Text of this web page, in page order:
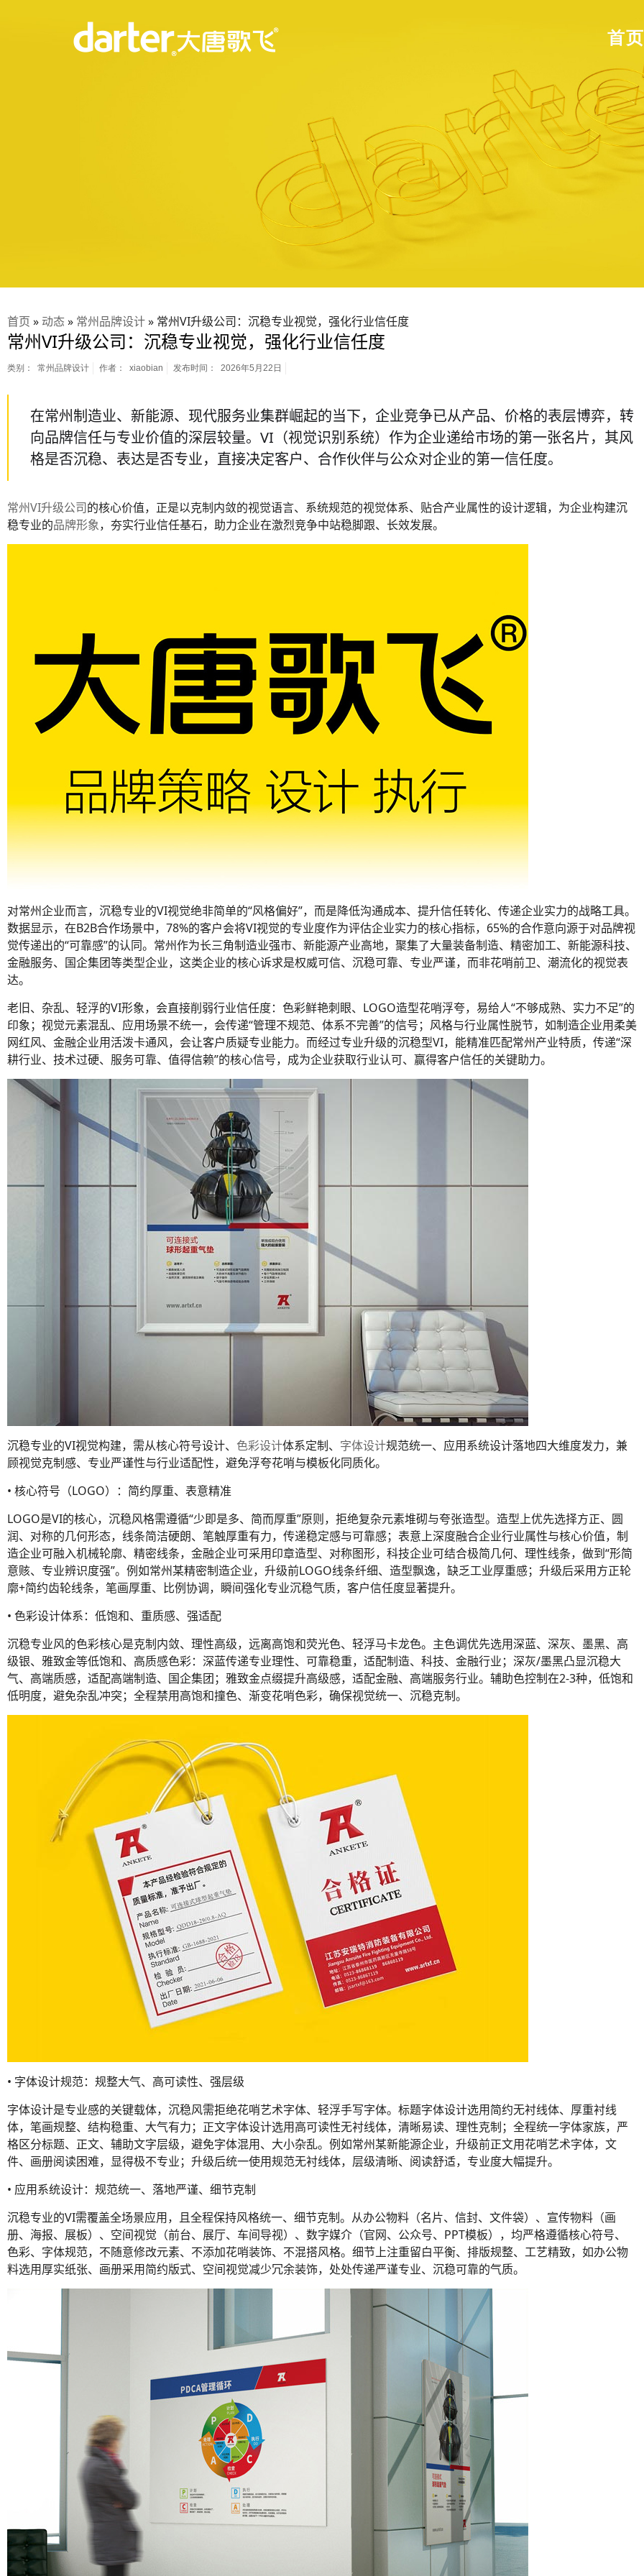
首页
首页 » 动态» 常州品牌设计» 常州VI升级公司：沉稳专业视觉，强化行业信任度
常州VI升级公司：沉稳专业视觉，强化行业信任度
类别： 常州品牌设计 作者： xiaobian 发布时间： 2026年5月22日
在常州制造业、新能源、现代服务业集群崛起的当下，企业竞争已从产品、价格的表层博弈，转
向品牌信任与专业价值的深层较量。VI（视觉识别系统）作为企业递给市场的第一张名片，其风
格是否沉稳、表达是否专业，直接决定客户、合作伙伴与公众对企业的第一信任度。
常州VI升级公司的核心价值，正是以克制内敛的视觉语言、系统规范的视觉体系、贴合产业属性的设计逻辑，为企业构建沉
稳专业的品牌形象，夯实行业信任基石，助力企业在激烈竞争中站稳脚跟、长效发展。
对常州企业而言，沉稳专业的VI视觉绝非简单的“风格偏好”，而是降低沟通成本、提升信任转化、传递企业实力的战略工具。
数据显示，在B2B合作场景中，78%的客户会将VI视觉的专业度作为评估企业实力的核心指标，65%的合作意向源于对品牌视
觉传递出的“可靠感”的认同。常州作为长三角制造业强市、新能源产业高地，聚集了大量装备制造、精密加工、新能源科技、
金融服务、国企集团等类型企业，这类企业的核心诉求是权威可信、沉稳可靠、专业严谨，而非花哨前卫、潮流化的视觉表
达。
老旧、杂乱、轻浮的VI形象，会直接削弱行业信任度：色彩鲜艳刺眼、LOGO造型花哨浮夸，易给人“不够成熟、实力不足”的
印象；视觉元素混乱、应用场景不统一，会传递“管理不规范、体系不完善”的信号；风格与行业属性脱节，如制造企业用柔美
网红风、金融企业用活泼卡通风，会让客户质疑专业能力。而经过专业升级的沉稳型VI，能精准匹配常州产业特质，传递“深
耕行业、技术过硬、服务可靠、值得信赖”的核心信号，成为企业获取行业认可、赢得客户信任的关键助力。
沉稳专业的VI视觉构建，需从核心符号设计、 色彩设计体系定制、 字体设计规范统一、应用系统设计落地四大维度发力，兼
顾视觉克制感、专业严谨性与行业适配性，避免浮夸花哨与模板化同质化。
• 核心符号（LOGO）：简约厚重、表意精准
LOGO是VI的核心，沉稳风格需遵循“少即是多、简而厚重”原则，拒绝复杂元素堆砌与夸张造型。造型上优先选择方正、圆
润、对称的几何形态，线条简洁硬朗、笔触厚重有力，传递稳定感与可靠感；表意上深度融合企业行业属性与核心价值，制
造企业可融入机械轮廓、精密线条，金融企业可采用印章造型、对称图形，科技企业可结合极简几何、理性线条，做到“形简
意赅、专业辨识度强”。例如常州某精密制造企业，升级前LOGO线条纤细、造型飘逸，缺乏工业厚重感；升级后采用方正轮
廓+简约齿轮线条，笔画厚重、比例协调，瞬间强化专业沉稳气质，客户信任度显著提升。
• 色彩设计体系：低饱和、重质感、强适配
沉稳专业风的色彩核心是克制内敛、理性高级，远离高饱和荧光色、轻浮马卡龙色。主色调优先选用深蓝、深灰、墨黑、高
级银、雅致金等低饱和、高质感色彩：深蓝传递专业理性、可靠稳重，适配制造、科技、金融行业；深灰/墨黑凸显沉稳大
气、高端质感，适配高端制造、国企集团；雅致金点缀提升高级感，适配金融、高端服务行业。辅助色控制在2-3种，低饱和
低明度，避免杂乱冲突；全程禁用高饱和撞色、渐变花哨色彩，确保视觉统一、沉稳克制。
• 字体设计规范：规整大气、高可读性、强层级
字体设计是专业感的关键载体，沉稳风需拒绝花哨艺术字体、轻浮手写字体。标题字体设计选用简约无衬线体、厚重衬线
体，笔画规整、结构稳重、大气有力；正文字体设计选用高可读性无衬线体，清晰易读、理性克制；全程统一字体家族，严
格区分标题、正文、辅助文字层级，避免字体混用、大小杂乱。例如常州某新能源企业，升级前正文用花哨艺术字体，文
件、画册阅读困难，显得极不专业；升级后统一使用规范无衬线体，层级清晰、阅读舒适，专业度大幅提升。
• 应用系统设计：规范统一、落地严谨、细节克制
沉稳专业的VI需覆盖全场景应用，且全程保持风格统一、细节克制。从办公物料（名片、信封、文件袋）、宣传物料（画
册、海报、展板）、空间视觉（前台、展厅、车间导视）、数字媒介（官网、公众号、PPT模板），均严格遵循核心符号、
色彩、字体规范，不随意修改元素、不添加花哨装饰、不混搭风格。细节上注重留白平衡、排版规整、工艺精致，如办公物
料选用厚实纸张、画册采用简约版式、空间视觉减少冗余装饰，处处传递严谨专业、沉稳可靠的气质。